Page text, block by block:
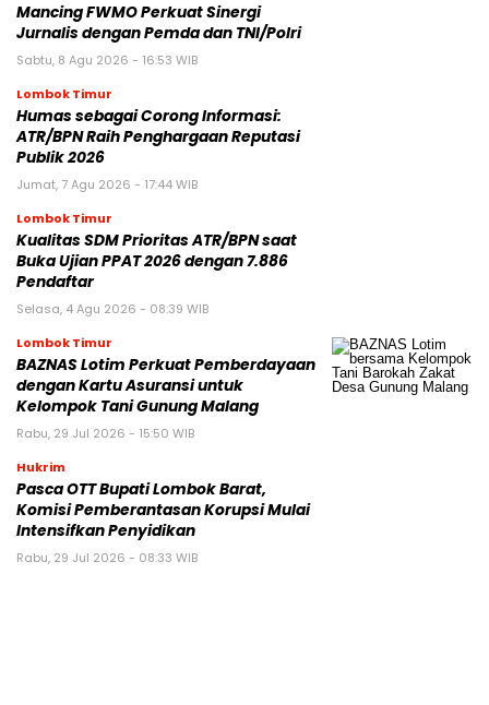
Mancing FWMO Perkuat Sinergi
Jurnalis dengan Pemda dan TNI/Polri
Sabtu, 8 Agu 2026 - 16:53 WIB
Lombok Timur
Humas sebagai Corong Informasi:
ATR/BPN Raih Penghargaan Reputasi
Publik 2026
Jumat, 7 Agu 2026 - 17:44 WIB
Lombok Timur
Kualitas SDM Prioritas ATR/BPN saat
Buka Ujian PPAT 2026 dengan 7.886
Pendaftar
Selasa, 4 Agu 2026 - 08:39 WIB
Lombok Timur
BAZNAS Lotim Perkuat Pemberdayaan
dengan Kartu Asuransi untuk
Kelompok Tani Gunung Malang
Rabu, 29 Jul 2026 - 15:50 WIB
Hukrim
Pasca OTT Bupati Lombok Barat,
Komisi Pemberantasan Korupsi Mulai
Intensifkan Penyidikan
Rabu, 29 Jul 2026 - 08:33 WIB